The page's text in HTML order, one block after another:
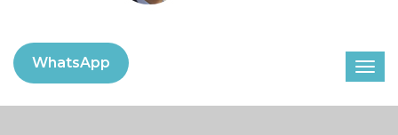
WhatsApp